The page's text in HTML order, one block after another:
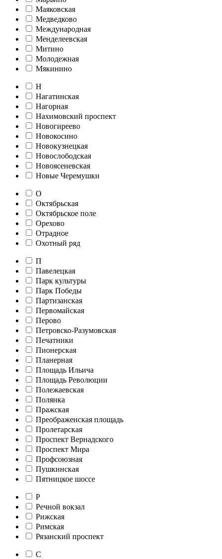
Маяковская
Медведково
Международная
Менделеевская
Митино
Молодежная
Мякинино
Н
Нагатинская
Нагорная
Нахимовский проспект
Новогиреево
Новокосино
Новокузнецкая
Новослободская
Новоясеневская
Новые Черемушки
О
Октябрьская
Октябрьское поле
Орехово
Отрадное
Охотный ряд
П
Павелецкая
Парк культуры
Парк Победы
Партизанская
Первомайская
Перово
Петровско-Разумовская
Печатники
Пионерская
Планерная
Площадь Ильича
Площадь Революции
Полежаевская
Полянка
Пражская
Преображенская площадь
Пролетарская
Проспект Вернадского
Проспект Мира
Профсоюзная
Пушкинская
Пятницкое шоссе
Р
Речной вокзал
Рижская
Римская
Рязанский проспект
С